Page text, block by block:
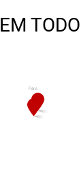
EM
Paris